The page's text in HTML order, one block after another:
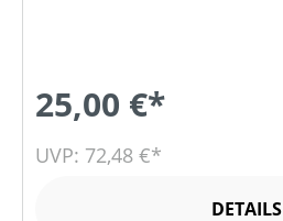
25,00 €*
UVP: 72,48 €*
DETAILS